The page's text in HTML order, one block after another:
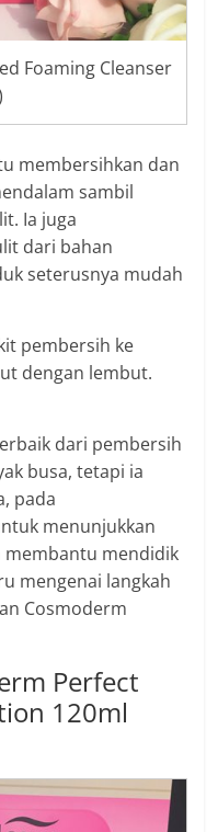
Foaming Cleanser
membersihkan dan
sambil
Ia juga
dari bahan
seterusnya mudah
pembersih ke
dengan lembut.
dari pembersih
busa, tetapi ia
pada
menunjukkan
membantu mendidik
mengenai langkah
Cosmoderm
Perfect
120ml